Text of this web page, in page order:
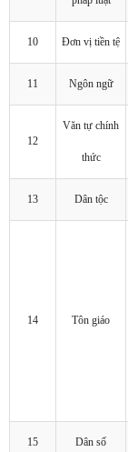
10 Đơn vị tiền tệ
11 Ngôn ngữ
12
Văn tự chính
thức
13 Dân tộc
14 Tôn giáo
15 Dân số